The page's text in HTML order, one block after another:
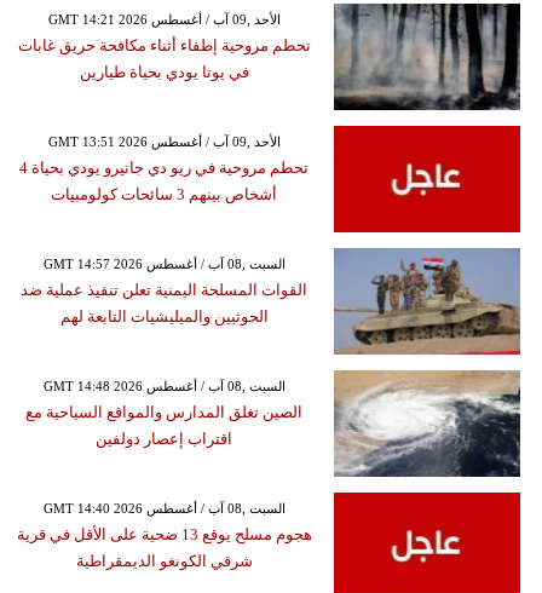
GMT 14:21 2026 الأحد ,09 آب / أغسطس
تحطم مروحية إطفاء أثناء مكافحة حريق غابات
في يوتا يودي بحياة طيارين
GMT 13:51 2026 الأحد ,09 آب / أغسطس
تحطم مروحية في ريو دي جانيرو يودي بحياة 4
أشخاص بينهم 3 سائحات كولومبيات
GMT 14:57 2026 السبت ,08 آب / أغسطس
القوات المسلحة اليمنية تعلن تنفيذ عملية ضد
الحوثيين والميليشيات التابعة لهم
GMT 14:48 2026 السبت ,08 آب / أغسطس
الصين تغلق المدارس والمواقع السياحية مع
اقتراب إعصار دولفين
GMT 14:40 2026 السبت ,08 آب / أغسطس
هجوم مسلح يوقع 13 ضحية على الأقل في قرية
شرقي الكونغو الديمقراطية